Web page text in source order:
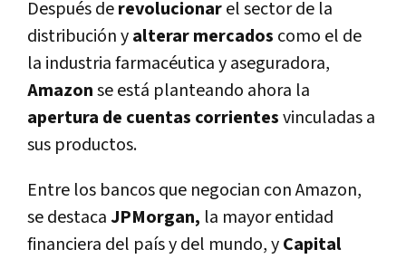
Después derevolucionarel sector de la
distribución yalterar mercados como el de
la industria farmacéutica y aseguradora,
Amazonse está planteando ahora la
apertura de cuentas corrientesvinculadas a
sus productos.
Entre los bancos que negocian con Amazon,
se destacaJPMorgan, la mayor entidad
financiera del paí­s y del mundo, yCapital